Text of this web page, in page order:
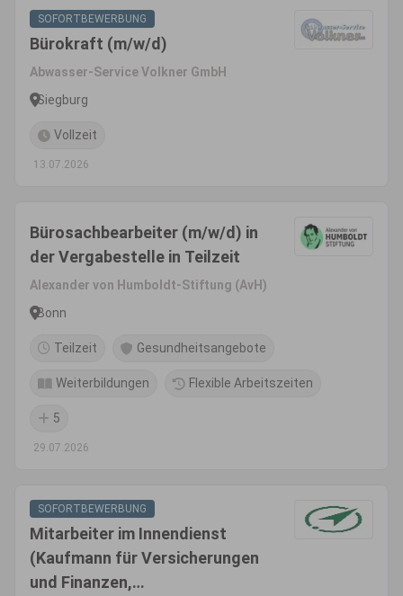
SOFORTBEWERBUNG
Bürokraft (m/w/d)
Abwasser-Service Volkner GmbH
Siegburg
Vollzeit
13.07.2026
Bürosachbearbeiter (m/w/d) in
der Vergabestelle in Teilzeit
Alexander von Humboldt-Stiftung (AvH)
Bonn
Teilzeit Gesundheitsangebote
Weiterbildungen Flexible Arbeitszeiten
5
29.07.2026
SOFORTBEWERBUNG
Mitarbeiter im Innendienst
(Kaufmann für Versicherungen
und Finanzen,